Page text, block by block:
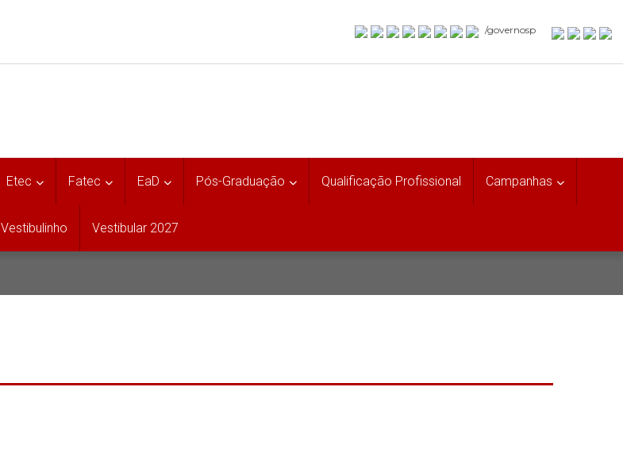
/governosp
Etec Fatec EaD Pós-Graduação Qualificação Profissional Campanhas
Vestibulinho Vestibular 2027